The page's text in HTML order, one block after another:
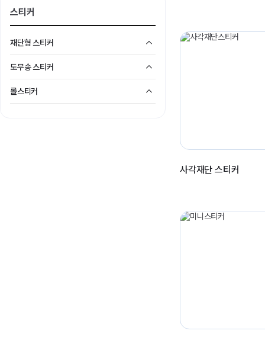
스티커
재단형 스티커
도무송 스티커
롤스티커
사각재단 스티커